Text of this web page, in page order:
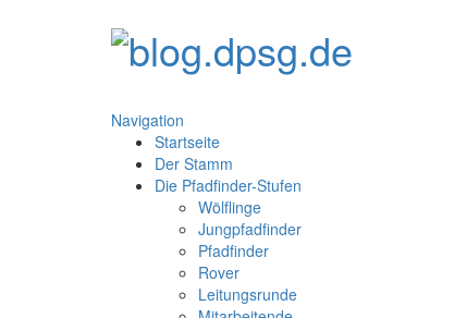
Navigation
Startseite
Der Stamm
Die Pfadfinder-Stufen
Wölflinge
Jungpfadfinder
Pfadfinder
Rover
Leitungsrunde